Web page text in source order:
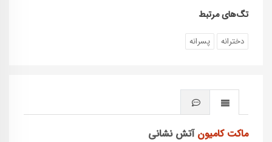
تگ‌های مرتبط
دخترانه پسرانه
ماکت کامیون آتش نشانی